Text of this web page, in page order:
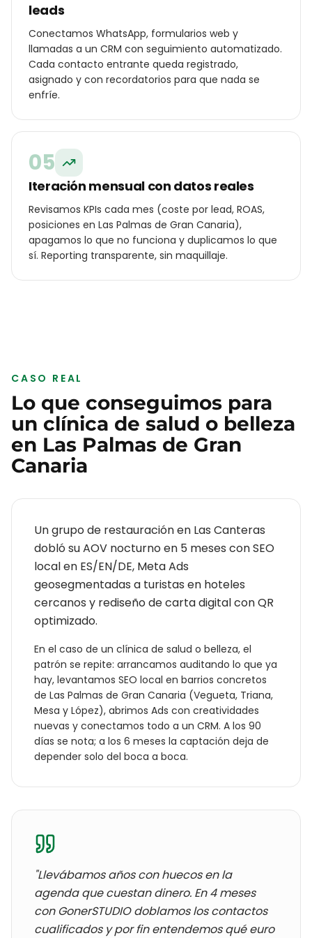
leads
Conectamos WhatsApp, formularios web y
llamadas a un CRM con seguimiento automatizado.
Cada contacto entrante queda registrado,
asignado y con recordatorios para que nada se
enfríe.
05
Iteración mensual con datos reales
Revisamos KPIs cada mes (coste por lead, ROAS,
posiciones en Las Palmas de Gran Canaria),
apagamos lo que no funciona y duplicamos lo que
sí. Reporting transparente, sin maquillaje.
CASO REAL
Lo que conseguimos para
un clínica de salud o belleza
en Las Palmas de Gran
Canaria
Un grupo de restauración en Las Canteras
dobló su AOV nocturno en 5 meses con SEO
local en ES/EN/DE, Meta Ads
geosegmentadas a turistas en hoteles
cercanos y rediseño de carta digital con QR
optimizado.
En el caso de un clínica de salud o belleza, el
patrón se repite: arrancamos auditando lo que ya
hay, levantamos SEO local en barrios concretos
de Las Palmas de Gran Canaria (Vegueta, Triana,
Mesa y López), abrimos Ads con creatividades
nuevas y conectamos todo a un CRM. A los 90
días se nota; a los 6 meses la captación deja de
depender solo del boca a boca.
"Llevábamos años conhuecos en la
agenda que cuestan dinero. En 4 meses
con GonerSTUDIO doblamos los contactos
cualificados y por fin entendemos qué euro